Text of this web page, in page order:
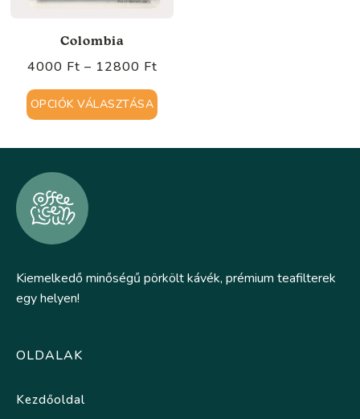
Colombia
4000 Ft – 12800 Ft
OPCIÓK VÁLASZTÁSA
Kiemelkedő minőségű pörkölt kávék, prémium teafilterek
egy helyen!
OLDALAK
Kezdőoldal